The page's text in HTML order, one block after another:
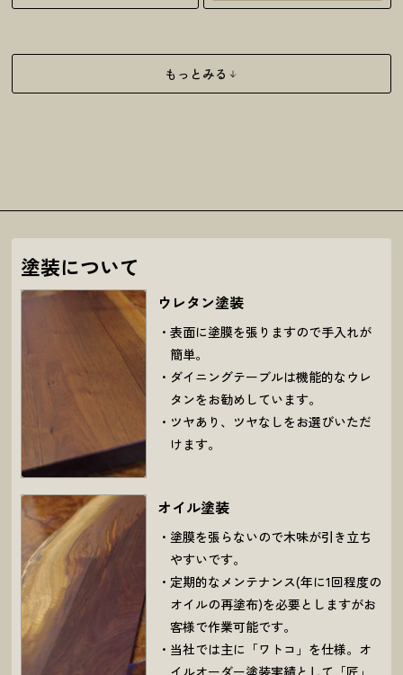
もっとみる
塗装について
ウレタン塗装
表面に塗膜を張りますので手入れが
簡単。
ダイニングテーブルは機能的なウレ
タンをお勧めしています。
ツヤあり、ツヤなしをお選びいただ
けます。
オイル塗装
塗膜を張らないので木味が引き立ち
やすいです。
定期的なメンテナンス(年に1回程度の
オイルの再塗布)を必要としますがお
客様で作業可能です。
当社では主に「ワトコ」を仕様。オ
イルオーダー塗装実績として「匠」